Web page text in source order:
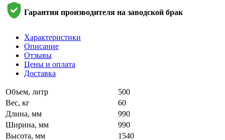
Гарантия производителя на заводской брак
Характеристики
Описание
Отзывы
Цены и оплата
Доставка
Объем, литр
500
Вес, кг
60
Длина, мм
990
Ширина, мм
990
Высота, мм
1540